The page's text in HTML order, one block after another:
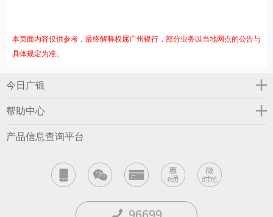
本页面内容仅供参考，最终解释权属广州银行，部分业务以当地网点的公告与
具体规定为准。
今日广银
帮助中心
产品信息查询平台